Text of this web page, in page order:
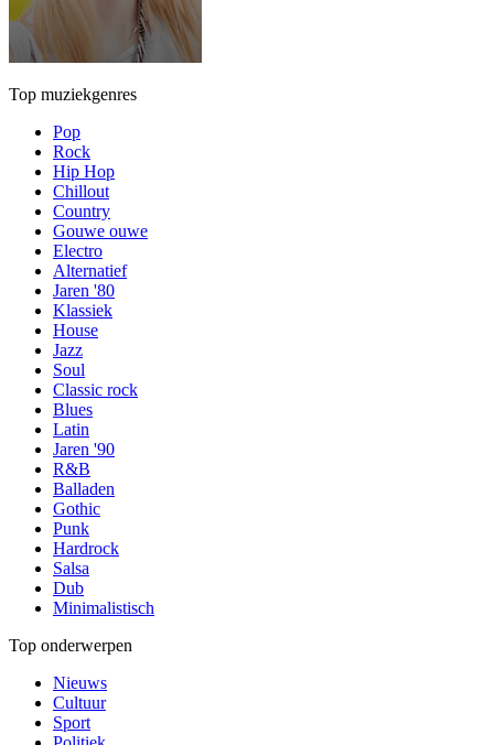
Top muziekgenres
Pop
Rock
Hip Hop
Chillout
Country
Gouwe ouwe
Electro
Alternatief
Jaren '80
Klassiek
House
Jazz
Soul
Classic rock
Blues
Latin
Jaren '90
R&B
Balladen
Gothic
Punk
Hardrock
Salsa
Dub
Minimalistisch
Top onderwerpen
Nieuws
Cultuur
Sport